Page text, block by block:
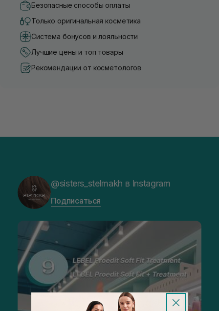
Безопасные способы оплаты
Только оригинальная косметика
Система бонусов и лояльности
Лучшие цены и топ товары
Рекомендации от косметологов
@sisters_stelmakh в Instagram
Подписаться